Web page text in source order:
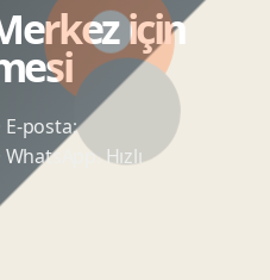
için
E-posta:
WhatsApp:Hızlı